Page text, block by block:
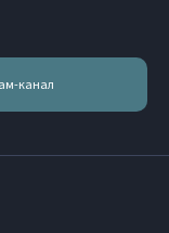
канал